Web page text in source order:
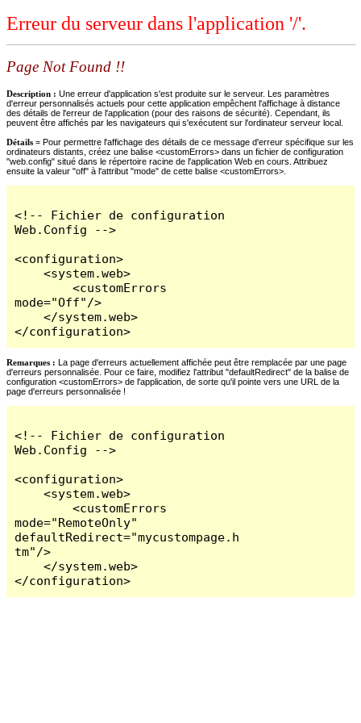
Erreur du serveur dans l'application '/'.
Page Not Found !!
Description : Une erreur d'application s'est produite sur le serveur. Les paramètres
d'erreur personnalisés actuels pour cette application empêchent l'affichage à distance
des détails de l'erreur de l'application (pour des raisons de sécurité). Cependant, ils
peuvent être affichés par les navigateurs qui s'exécutent sur l'ordinateur serveur local.
Détails = Pour permettre l'affichage des détails de ce message d'erreur spécifique sur les
ordinateurs distants, créez une balise <customErrors> dans un fichier de configuration
"web.config" situé dans le répertoire racine de l'application Web en cours. Attribuez
ensuite la valeur "off" à l'attribut "mode" de cette balise <customErrors>.
<!-- Fichier de configuration
Web.Config -->
<configuration>
    <system.web>
        <customErrors
mode="Off"/>
    </system.web>
</configuration>
Remarques : La page d'erreurs actuellement affichée peut être remplacée par une page
d'erreurs personnalisée. Pour ce faire, modifiez l'attribut "defaultRedirect" de la balise de
configuration <customErrors> de l'application, de sorte qu'il pointe vers une URL de la
page d'erreurs personnalisée !
<!-- Fichier de configuration
Web.Config -->
<configuration>
    <system.web>
        <customErrors
mode="RemoteOnly"
defaultRedirect="mycustompage.h
tm"/>
    </system.web>
</configuration>